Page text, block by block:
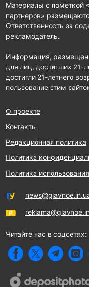
Материалы с пометкой
партнеров»
Ответственность за
рекламодатель.
Информация,
для лиц, достигших 21-
достигли 21-летнего
пользование этим
О проекте
Контакты
Редакционная политика
Политика
Политика
Читайте нас в соцсетях: